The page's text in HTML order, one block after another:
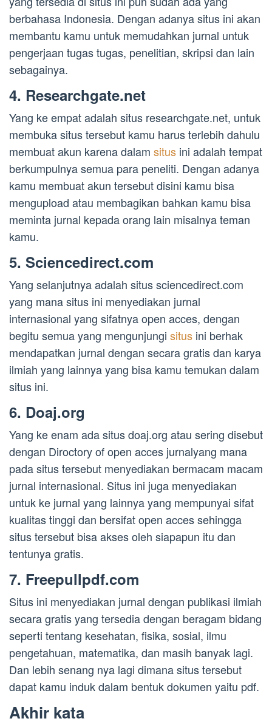
berbahasa Indonesia. Dengan adanya situs ini akan
membantu kamu untuk memudahkan jurnal untuk
pengerjaan tugas tugas, penelitian, skripsi dan lain
sebagainya.
4. Researchgate.net
Yang ke empat adalah situs researchgate.net, untuk
membuka situs tersebut kamu harus terlebih dahulu
membuat akun karena dalam situs ini adalah tempat
berkumpulnya semua para peneliti. Dengan adanya
kamu membuat akun tersebut disini kamu bisa
mengupload atau membagikan bahkan kamu bisa
meminta jurnal kepada orang lain misalnya teman
kamu.
5. Sciencedirect.com
Yang selanjutnya adalah situs sciencedirect.com
yang mana situs ini menyediakan jurnal
internasional yang sifatnya open acces, dengan
begitu semua yang mengunjungi situs ini berhak
mendapatkan jurnal dengan secara gratis dan karya
ilmiah yang lainnya yang bisa kamu temukan dalam
situs ini.
6. Doaj.org
Yang ke enam ada situs doaj.org atau sering disebut
dengan Diroctory of open acces jurnalyang mana
pada situs tersebut menyediakan bermacam macam
jurnal internasional. Situs ini juga menyediakan
untuk ke jurnal yang lainnya yang mempunyai sifat
kualitas tinggi dan bersifat open acces sehingga
situs tersebut bisa akses oleh siapapun itu dan
tentunya gratis.
7. Freepullpdf.com
Situs ini menyediakan jurnal dengan publikasi ilmiah
secara gratis yang tersedia dengan beragam bidang
seperti tentang kesehatan, fisika, sosial, ilmu
pengetahuan, matematika, dan masih banyak lagi.
Dan lebih senang nya lagi dimana situs tersebut
dapat kamu induk dalam bentuk dokumen yaitu pdf.
Akhir kata